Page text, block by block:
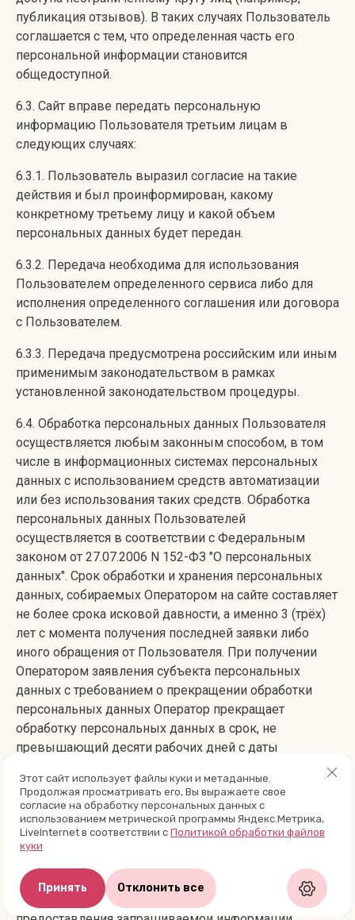
публикация отзывов). В таких случаях Пользователь
соглашается с тем, что определенная часть его
персональной информации становится
общедоступной.
6.3. Сайт вправе передать персональную
информацию Пользователя третьим лицам в
следующих случаях:
6.3.1. Пользователь выразил согласие на такие
действия и был проинформирован, какому
конкретному третьему лицу и какой объем
персональных данных будет передан.
6.3.2. Передача необходима для использования
Пользователем определенного сервиса либо для
исполнения определенного соглашения или договора
с Пользователем.
6.3.3. Передача предусмотрена российским или иным
применимым законодательством в рамках
установленной законодательством процедуры.
6.4. Обработка персональных данных Пользователя
осуществляется любым законным способом, в том
числе в информационных системах персональных
данных с использованием средств автоматизации
или без использования таких средств. Обработка
персональных данных Пользователей
осуществляется в соответствии с Федеральным
законом от 27.07.2006 N 152-ФЗ "О персональных
данных". Срок обработки и хранения персональных
данных, собираемых Оператором на сайте составляет
не более срока исковой давности, а именно 3 (трёх)
лет с момента получения последней заявки либо
иного обращения от Пользователя. При получении
Оператором заявления субъекта персональных
данных с требованием о прекращении обработки
персональных данных Оператор прекращает
обработку персональных данных в срок, не
превышающий десяти рабочих дней с даты
исключением случаев, предусмотренных пунктами 2
- 11 части 1 статьи 6 Федерального закона “О
персональных данных”. Указанный срок может быть
продлен, но не более чем на пять рабочих дней в
персональных данных мотивированного
уведомления с указанием причин продления срока
Этот сайт использует файлы куки и метаданные.
Продолжая просматривать его, Вы выражаете свое
согласие на обработку персональных данных с
использованием метрической программы Яндекс.Метрика,
LiveInternet в соответствии с Политикой обработки файлов
куки
Принять Отклонить все